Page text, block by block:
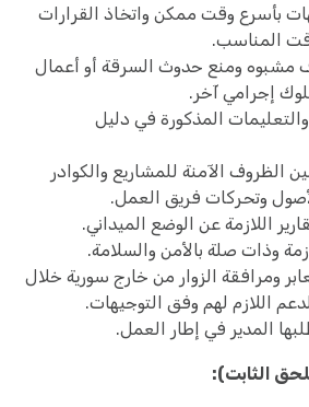
بأسرع وقت ممكن واتخاذ القرارات
المناسب.
مشبوه ومنع حدوث السرقة أو أعمال
إجرامي آخر.
المذكورة في دليل
الظروف الآمنة للمشاريع والكوادر
وتحركات فريق العمل.
اللازمة عن الوضع الميداني.
وذات صلة بالأمن والسلامة.
ومرافقة الزوار من خارج سورية خلال
اللازم لهم وفق التوجيهات.
المدير في إطار العمل.
الثابت):